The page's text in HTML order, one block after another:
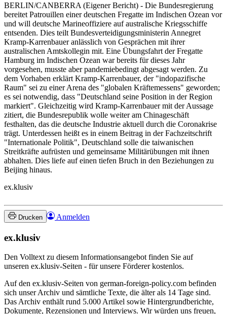
BERLIN/CANBERRA (Eigener Bericht) - Die Bundesregierung
bereitet Patrouillen einer deutschen Fregatte im Indischen Ozean vor
und will deutsche Marineoffiziere auf australische Kriegsschiffe
entsenden. Dies teilt Bundesverteidigungsministerin Annegret
Kramp-Karrenbauer anlässlich von Gesprächen mit ihrer
australischen Amtskollegin mit. Eine Übungsfahrt der Fregatte
Hamburg im Indischen Ozean war bereits für dieses Jahr
vorgesehen, musste aber pandemiebedingt abgesagt werden. Zu
dem Vorhaben erklärt Kramp-Karrenbauer, der "indopazifische
Raum" sei zu einer Arena des "globalen Kräftemessens" geworden;
es sei notwendig, dass "Deutschland seine Position in der Region
markiert". Gleichzeitig wird Kramp-Karrenbauer mit der Aussage
zitiert, die Bundesrepublik wolle weiter am Chinageschäft
festhalten, das die deutsche Industrie aktuell durch die Coronakrise
trägt. Unterdessen heißt es in einem Beitrag in der Fachzeitschrift
"Internationale Politik", Deutschland solle die taiwanischen
Streitkräfte aufrüsten und gemeinsame Militärübungen mit ihnen
abhalten. Dies liefe auf einen tiefen Bruch in den Beziehungen zu
Beijing hinaus.
ex.klusiv
Drucken Anmelden
ex.klusiv
Den Volltext zu diesem Informationsangebot finden Sie auf
unseren ex.klusiv-Seiten - für unsere Förderer kostenlos.
Auf den ex.klusiv-Seiten von german-foreign-policy.com befinden
sich unser Archiv und sämtliche Texte, die älter als 14 Tage sind.
Das Archiv enthält rund 5.000 Artikel sowie Hintergrundberichte,
Dokumente, Rezensionen und Interviews. Wir würden uns freuen,